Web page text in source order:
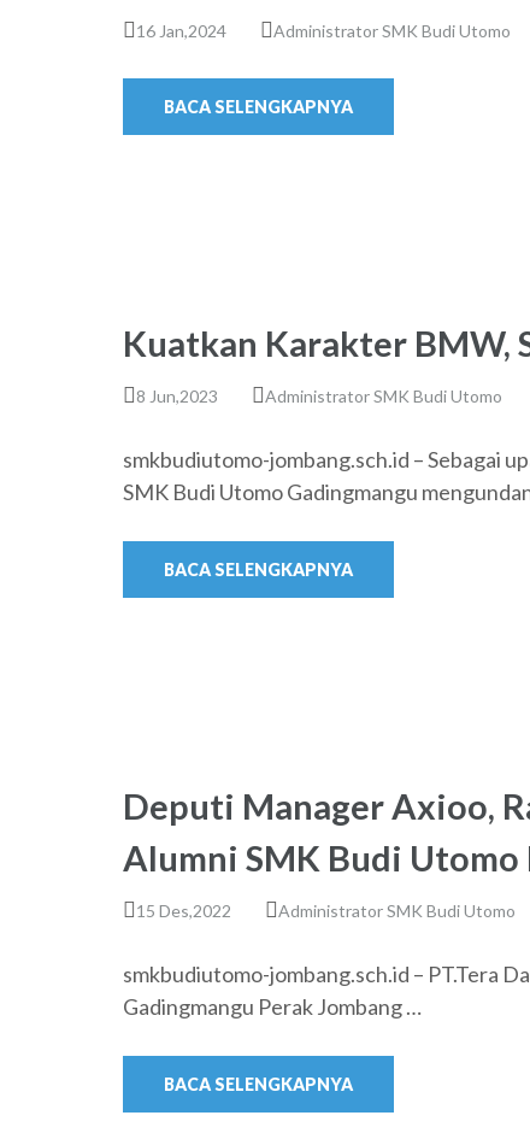
16 Jan,2024 Administrator SMK Budi Utomo
BACA SELENGKAPNYA
Kuatkan Karakter BMW,
8 Jun,2023 Administrator SMK Budi Utomo
smkbudiutomo-jombang.sch.id – Sebagai
SMK Budi Utomo Gadingmangu
BACA SELENGKAPNYA
Deputi Manager Axioo,
Alumni SMK Budi
15 Des,2022 Administrator SMK Budi Utomo
smkbudiutomo-jombang.sch.id – PT.Tera
Gadingmangu Perak Jombang …
BACA SELENGKAPNYA